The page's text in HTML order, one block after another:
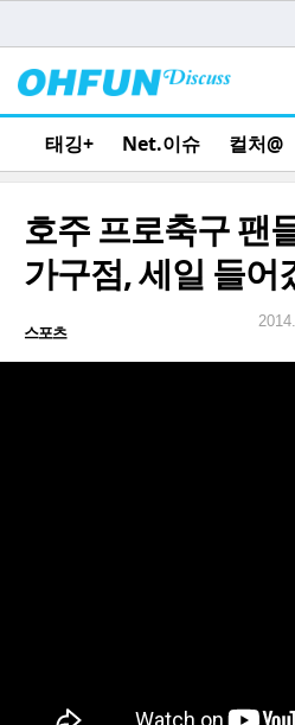
태깅+ Net.이슈 컬처@
호주 프로축구 팬
가구점, 세일 들어
스포츠